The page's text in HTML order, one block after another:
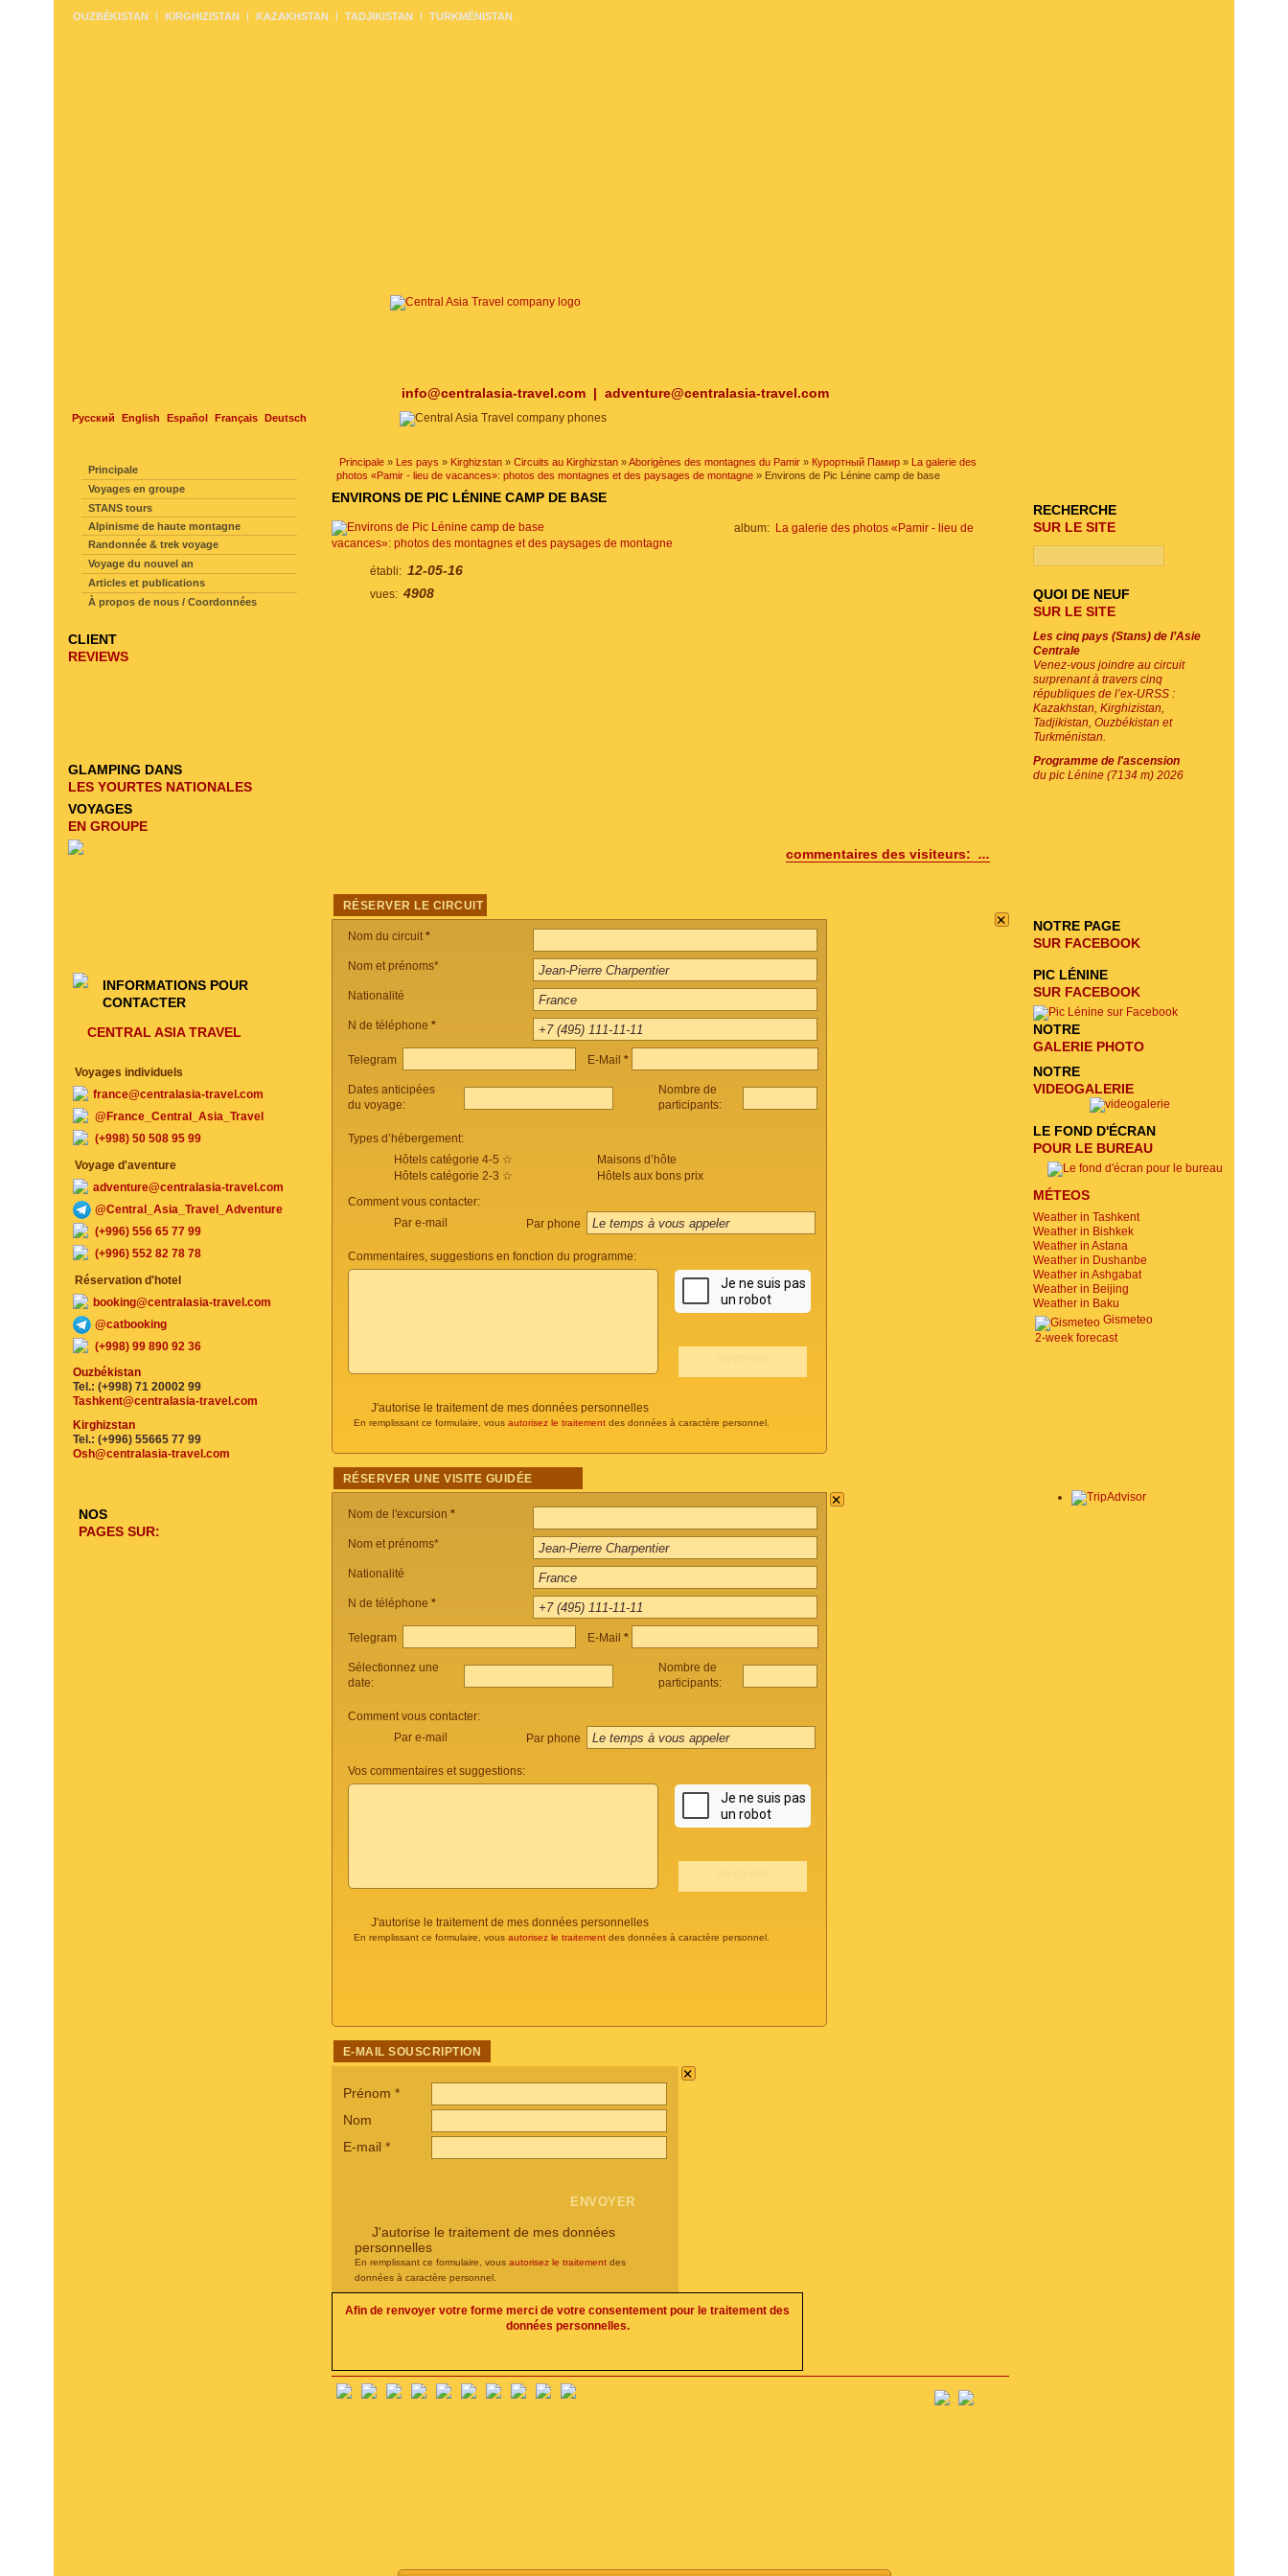
info@centralasia-travel.com | adventure@centralasia-travel.com
Русский English Español Français Deutsch
OUZBÉKISTAN KIRGHIZISTAN KAZAKHSTAN TADJIKISTAN TURKMÉNISTAN
Principale » Les pays » Kirghizstan » Circuits au Kirghizstan »Aborigènes des montagnes du Pamir » Курортный Памир » La galerie des
photos «Pamir - lieu de vacances»: photos des montagnes et des paysages de montagne » Environs de Pic Lénine camp de base
ENVIRONS DE PIC LÉNINE CAMP DE BASE
album: La galerie des photos «Pamir - lieu de
vacances»: photos des montagnes et des paysages de montagne
établi: 12-05-16
vues: 4908
commentaires des visiteurs: ...
RÉSERVER LE CIRCUIT ×
Nom du circuit*
Nom et prénoms*
Nationalité
N de téléphone *
Telegram E-Mail *
Dates anticipées
du voyage:
Nombre de
participants:
Types d’hébergement:
Hôtels catégorie 4-5 ☆
Hôtels catégorie 2-3 ☆
Maisons d’hôte
Hôtels aux bons prix
Comment vous contacter:
Par e-mail
Par phone
Commentaires, suggestions en fonction du programme:
J'autorise le traitement de mes données personnelles
En remplissant ce formulaire, vous autorisez le traitement des données à caractère personnel.
RÉSERVER UNE VISITE GUIDÉE
×
Nom de l'excursion *
Nom et prénoms*
Nationalité
N de téléphone *
Telegram E-Mail *
Sélectionnez une
date:
Nombre de
participants:
Comment vous contacter:
Par e-mail
Par phone
Vos commentaires et suggestions:
J'autorise le traitement de mes données personnelles
En remplissant ce formulaire, vous autorisez le traitement des données à caractère personnel.
E-MAIL SOUSCRIPTION
×
Prénom *
Nom
E-mail *
J'autorise le traitement de mes données
personnelles
En remplissant ce formulaire, vous autorisez le traitement des
données à caractère personnel.
Afin de renvoyer votre forme merci de votre consentement pour le traitement des
données personnelles.
Principale
Voyages en groupe
STANS tours
Alpinisme de haute montagne
Randonnée & trek voyage
Voyage du nouvel an
Articles et publications
À propos de nous / Coordonnées
CLIENT
REVIEWS
GLAMPING DANS
LES YOURTES NATIONALES
VOYAGES
EN GROUPE
INFORMATIONS POUR
CONTACTER
CENTRAL ASIA TRAVEL
Voyages individuels
france@centralasia-travel.com
@France_Central_Asia_Travel
(+998) 50 508 95 99
Voyage d'aventure
adventure@centralasia-travel.com
@Central_Asia_Travel_Adventure
(+996) 556 65 77 99
(+996) 552 82 78 78
Réservation d'hotel
booking@centralasia-travel.com
@catbooking
(+998) 99 890 92 36
Ouzbékistan
Tel.: (+998) 71 20002 99
Tashkent@centralasia-travel.com
Kirghizstan
Tel.: (+996) 55665 77 99
Osh@centralasia-travel.com
NOS
PAGES SUR:
RECHERCHE
SUR LE SITE
QUOI DE NEUF
SUR LE SITE
Les cinq pays (Stans) de l’Asie
Centrale
Venez-vous joindre au circuit
surprenant à travers cinq
républiques de l’ex-URSS :
Kazakhstan, Kirghizistan,
Tadjikistan, Ouzbékistan et
Turkménistan.
Programme de l'ascension
du pic Lénine (7134 m) 2026
NOTRE PAGE
SUR FACEBOOK
PIC LÉNINE
SUR FACEBOOK
NOTRE
GALERIE PHOTO
NOTRE
VIDEOGALERIE
LE FOND D'ÉCRAN
POUR LE BUREAU
MÉTEOS
Weather in Tashkent
Weather in Bishkek
Weather in Astana
Weather in Dushanbe
Weather in Ashgabat
Weather in Beijing
Weather in Baku
Gismeteo
2-week forecast